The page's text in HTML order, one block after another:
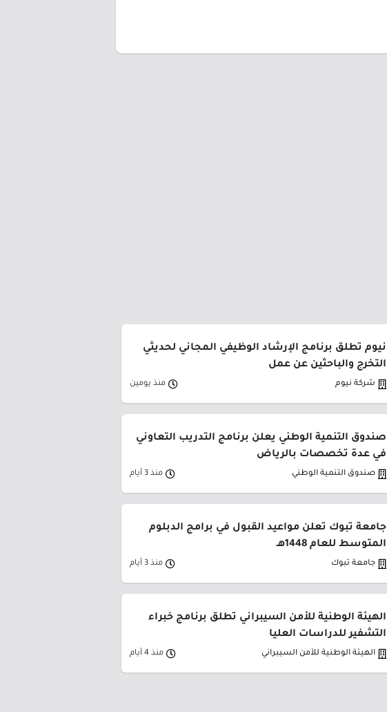
نيوم تطلق برنامج الإرشاد الوظيفي المجاني لحديثي
التخرج والباحثين عن عمل
شركة نيوم منذ يومين
صندوق التنمية الوطني يعلن برنامج التدريب التعاوني
في عدة تخصصات بالرياض
صندوق التنمية الوطني منذ 3 أيام
جامعة تبوك تعلن مواعيد القبول في برامج الدبلوم
المتوسط للعام 1448هـ
جامعة تبوك منذ 3 أيام
الهيئة الوطنية للأمن السيبراني تطلق برنامج خبراء
التشفير للدراسات العليا
الهيئة الوطنية للأمن السيبراني منذ 4 أيام